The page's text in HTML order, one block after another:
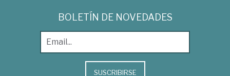
BOLETÍN DE NOVEDADES
SUSCRIBIRSE